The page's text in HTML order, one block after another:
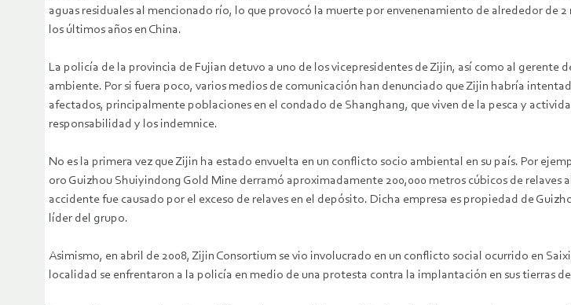
aguas residuales al mencionado río, lo que provocó la muerte por envenenamiento de alrededor de
los últimos años en China.
La policía de la provincia de Fujian detuvo a uno de los vicepresidentes de Zijin, así como al
ambiente. Por si fuera poco, varios medios de comunicación han denunciado que Zijin habría
afectados, principalmente poblaciones en el condado de Shanghang, que viven de la pesca y
responsabilidad y los indemnice.
No es la primera vez que Zijin ha estado envuelta en un conflicto socio ambiental en su país. Por
oro Guizhou Shuiyindong Gold Mine derramó aproximadamente 200,000 metros cúbicos de relaves
accidente fue causado por el exceso de relaves en el depósito. Dicha empresa es propiedad de
líder del grupo.
Asimismo, en abril de 2008, Zijin Consortium se vio involucrado en un conflicto social ocurrido en
localidad se enfrentaron a la policía en medio de una protesta contra la implantación en sus tierras